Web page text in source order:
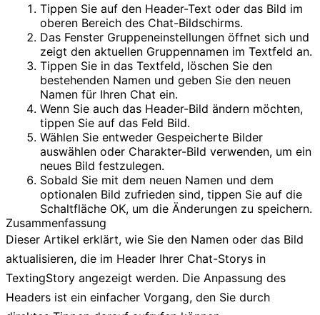
Tippen Sie auf den Header-Text oder das Bild im
oberen Bereich des Chat-Bildschirms.
Das Fenster Gruppeneinstellungen öffnet sich und
zeigt den aktuellen Gruppennamen im Textfeld an.
Tippen Sie in das Textfeld, löschen Sie den
bestehenden Namen und geben Sie den neuen
Namen für Ihren Chat ein.
Wenn Sie auch das Header-Bild ändern möchten,
tippen Sie auf das Feld Bild.
Wählen Sie entweder Gespeicherte Bilder
auswählen oder Charakter-Bild verwenden, um ein
neues Bild festzulegen.
Sobald Sie mit dem neuen Namen und dem
optionalen Bild zufrieden sind, tippen Sie auf die
Schaltfläche OK, um die Änderungen zu speichern.
Zusammenfassung
Dieser Artikel erklärt, wie Sie den Namen oder das Bild
aktualisieren, die im Header Ihrer Chat-Storys in
TextingStory angezeigt werden. Die Anpassung des
Headers ist ein einfacher Vorgang, den Sie durch